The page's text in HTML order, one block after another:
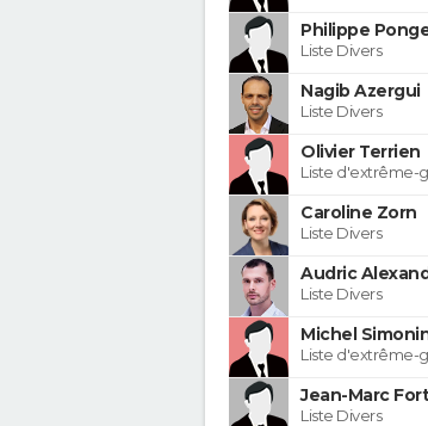
Philippe
Liste Divers
Nagib Azergui
Liste Divers
Olivier Terrien
Liste d'extrême-
Caroline Zorn
Liste Divers
Audric
Liste Divers
Michel
Liste d'extrême-
Jean-Marc
Liste Divers